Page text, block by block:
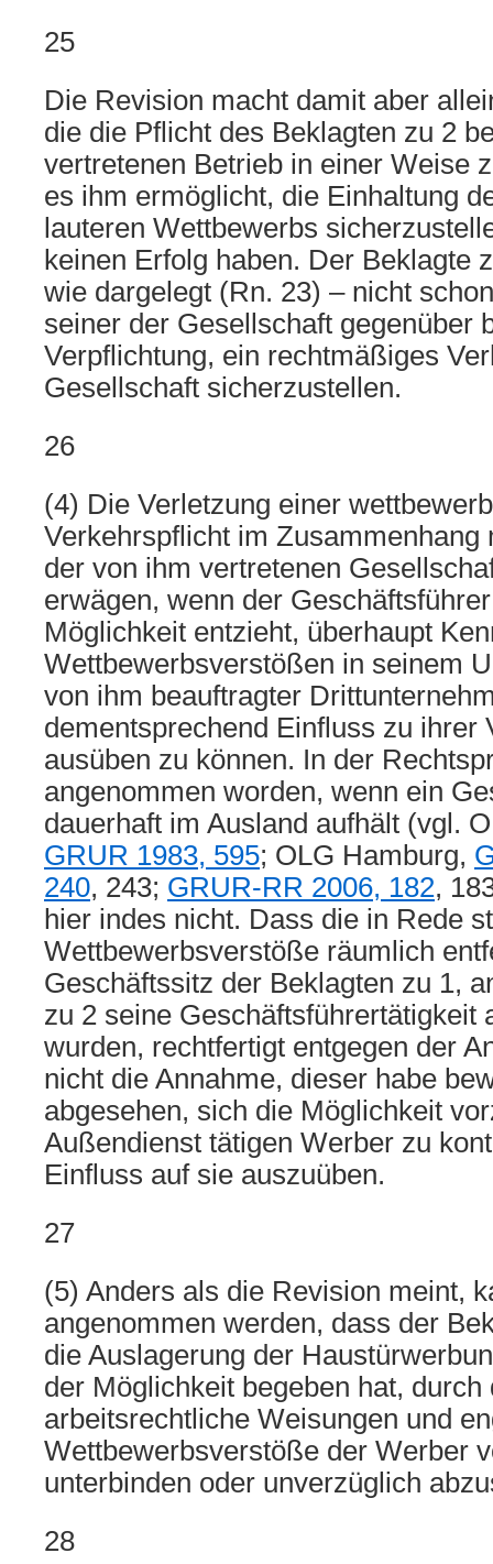
25
Die Revision macht damit aber
die die Pflicht des Beklagten zu 2
vertretenen Betrieb in einer Weise
es ihm ermöglicht, die Einhaltung
lauteren Wettbewerbs
keinen Erfolg haben. Der Beklagte
wie dargelegt (Rn. 23) – nicht
seiner der Gesellschaft gegenüber
Verpflichtung, ein rechtmäßiges
Gesellschaft sicherzustellen.
26
(4) Die Verletzung einer
Verkehrspflicht im Zusammenhang
der von ihm vertretenen
erwägen, wenn der
Möglichkeit entzieht, überhaupt
Wettbewerbsverstößen in seinem
von ihm beauftragter
dementsprechend Einfluss zu ihrer
ausüben zu können. In der
angenommen worden, wenn ein
dauerhaft im Ausland aufhält (vgl.
GRUR 1983, 595; OLG Hamburg,
240, 243; GRUR-RR 2006, 182,
hier indes nicht. Dass die in Rede
Wettbewerbsverstöße räumlich
Geschäftssitz der Beklagten zu 1,
zu 2 seine Geschäftsführertätigkeit
wurden, rechtfertigt entgegen der
nicht die Annahme, dieser habe
abgesehen, sich die Möglichkeit
Außendienst tätigen Werber zu
Einfluss auf sie auszuüben.
27
(5) Anders als die Revision meint,
angenommen werden, dass der
die Auslagerung der
der Möglichkeit begeben hat, durch
arbeitsrechtliche Weisungen und
Wettbewerbsverstöße der Werber
unterbinden oder unverzüglich
28